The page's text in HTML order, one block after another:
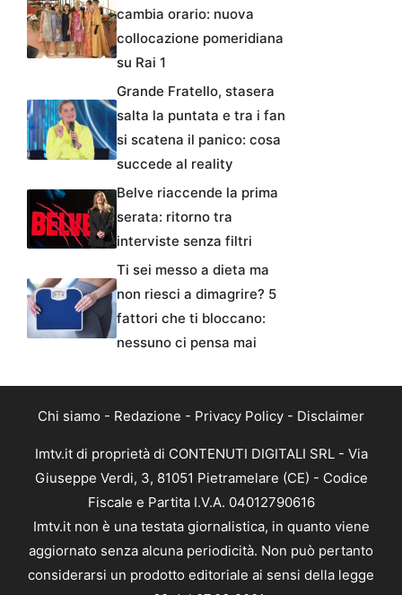
cambia orario: nuova
collocazione pomeridiana
su Rai 1
Grande Fratello, stasera
salta la puntata e tra i fan
si scatena il panico: cosa
succede al reality
Belve riaccende la prima
serata: ritorno tra
interviste senza filtri
Ti sei messo a dieta ma
non riesci a dimagrire? 5
fattori che ti bloccano:
nessuno ci pensa mai
Chi siamo - Redazione - Privacy Policy - Disclaimer
Imtv.it di proprietà di CONTENUTI DIGITALI SRL - Via
Giuseppe Verdi, 3, 81051 Pietramelare (CE) - Codice
Fiscale e Partita I.V.A. 04012790616
Imtv.it non è una testata giornalistica, in quanto viene
aggiornato senza alcuna periodicità. Non può pertanto
considerarsi un prodotto editoriale ai sensi della legge